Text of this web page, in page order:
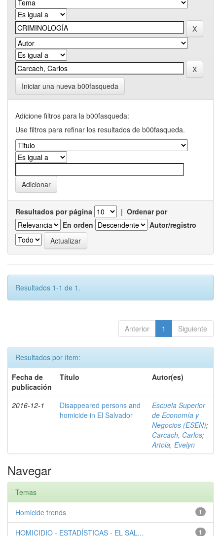
Iniciar una nueva b00fasqueda
Adicione filtros para la b00fasqueda:
Use filtros para refinar los resultados de b00fasqueda.
Resultados por página | Ordenar por
En orden
Autor/registro
Resultados 1-1 de 1.
Anterior 1 Siguiente
Resultados por ítem:
Fecha de
publicación
Título Autor(es)
2016-12-1
Disappeared persons and
homicide in El Salvador
Escuela Superior
de Economía y
Negocios (ESEN);
Carcach, Carlos;
Artola, Evelyn
Navegar
Temas
1
Homicide trends
1
HOMICIDIO - ESTADÍSTICAS - EL SAL...